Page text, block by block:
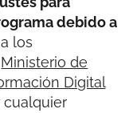
debido a
los
Ministerio de
Digital
cualquier